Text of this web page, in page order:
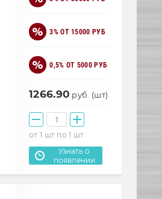
3% ОТ 15000 РУБ
0,5% ОТ 5000 РУБ
1266.90 руб. (шт)
от 1 шт по 1 шт
Узнать о
появлении